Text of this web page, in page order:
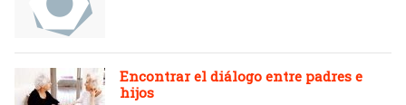
Encontrar el diálogo entre padres e
hijos